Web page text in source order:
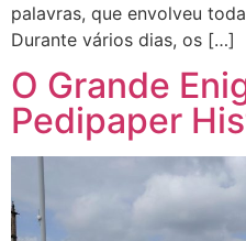
palavras, que envolveu
Durante vários dias, os […]
O Grande
Pedipaper